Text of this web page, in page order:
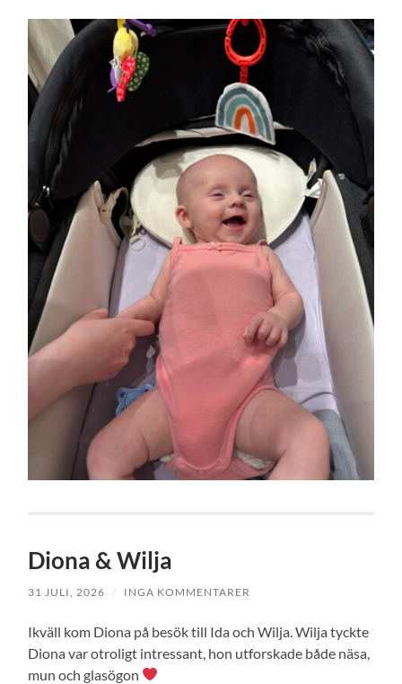
Diona & Wilja
31 JULI, 2026 / INGA KOMMENTARER
Ikväll kom Diona på besök till Ida och Wilja. Wilja tyckte
Diona var otroligt intressant, hon utforskade både näsa,
mun och glasögon